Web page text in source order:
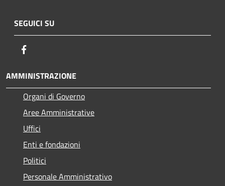
SEGUICI SU
AMMINISTRAZIONE
Organi di Governo
Aree Amministrative
Uffici
Enti e fondazioni
Politici
Personale Amministrativo